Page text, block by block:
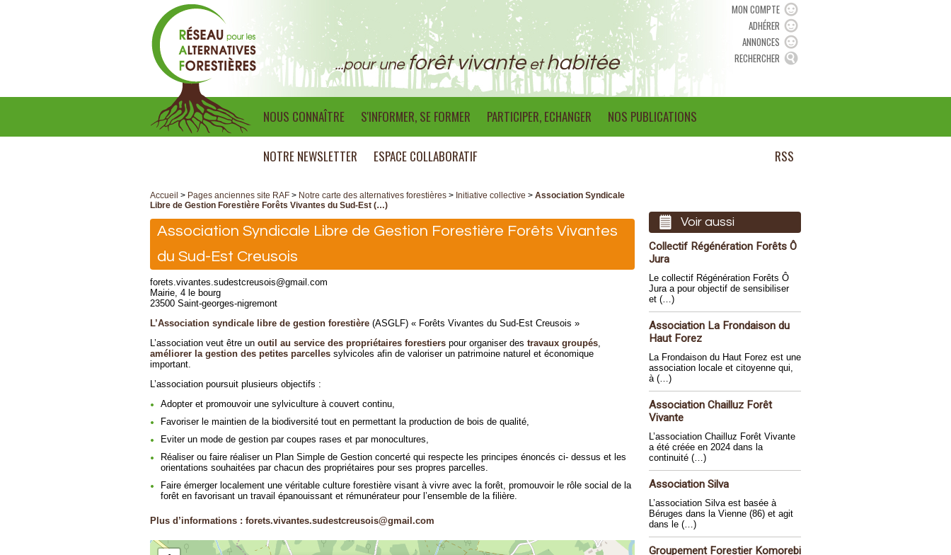
...pour uneforêt vivanteethabitée
MON COMPTE
ADHÉRER
ANNONCES
RECHERCHER
NOUS CONNAÎTRE S'INFORMER, SE FORMER PARTICIPER, ECHANGER NOS PUBLICATIONS
NOTRE NEWSLETTER ESPACE COLLABORATIF RSS
Accueil > Pages anciennes site RAF > Notre carte des alternatives forestières > Initiative collective > Association Syndicale
Libre de Gestion Forestière Forêts Vivantes du Sud-Est (…)
Association Syndicale Libre de Gestion Forestière Forêts Vivantes
du Sud-Est Creusois
forets.vivantes.sudestcreusois@gmail.com
Mairie, 4 le bourg
23500 Saint-georges-nigremont
L’Association syndicale libre de gestion forestière (ASGLF) « Forêts Vivantes du Sud-Est Creusois »
L’association veut être un outil au service des propriétaires forestiers pour organiser des travaux groupés,
améliorer la gestion des petites parcelles sylvicoles afin de valoriser un patrimoine naturel et économique
important.
L’association poursuit plusieurs objectifs :
Adopter et promouvoir une sylviculture à couvert continu,
Favoriser le maintien de la biodiversité tout en permettant la production de bois de qualité,
Eviter un mode de gestion par coupes rases et par monocultures,
Réaliser ou faire réaliser un Plan Simple de Gestion concerté qui respecte les principes énoncés ci- dessus et les
orientations souhaitées par chacun des propriétaires pour ses propres parcelles.
Faire émerger localement une véritable culture forestière visant à vivre avec la forêt, promouvoir le rôle social de la
forêt en favorisant un travail épanouissant et rémunérateur pour l’ensemble de la filière.
Plus d’informations : forets.vivantes.sudestcreusois@gmail.com
Voir aussi
Collectif Régénération Forêts Ô
Jura
Le collectif Régénération Forêts Ô
Jura a pour objectif de sensibiliser
et (…)
Association La Frondaison du
Haut Forez
La Frondaison du Haut Forez est une
association locale et citoyenne qui,
à (…)
Association Chailluz Forêt
Vivante
L’association Chailluz Forêt Vivante
a été créée en 2024 dans la
continuité (…)
Association Silva
L’association Silva est basée à
Béruges dans la Vienne (86) et agit
dans le (…)
Groupement Forestier Komorebi